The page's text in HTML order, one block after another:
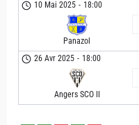
10 Mai 2025 - 18:00
Panazol
26 Avr 2025 - 18:00
Angers SCO II